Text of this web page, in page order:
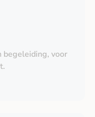
begeleiding, voor